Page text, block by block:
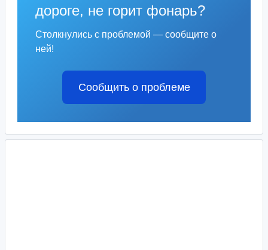
дороге, не горит фонарь?
Столкнулись с проблемой — сообщите о
ней!
Сообщить о проблеме